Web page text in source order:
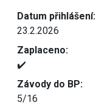
Datum přihlášení:
23.2.2026
Zaplaceno:
✔️
Závody do BP:
5/16